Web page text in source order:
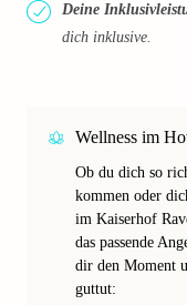
Deine
dich inklusive.
Wellness im
Ob du dich so
kommen oder
im Kaiserhof
das passende
dir den Moment
guttut: